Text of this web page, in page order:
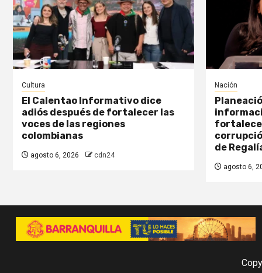
Cultura
El Calentao Informativo dice
adiós después de fortalecer las
voces de las regiones
colombianas
agosto 6, 2026 cdn24
Nación
de
agosto 6,